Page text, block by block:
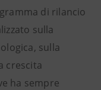
di rilancio
sulla
sulla
crescita
ha sempre